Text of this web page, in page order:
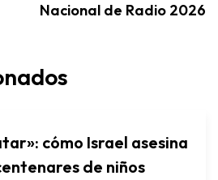
Nacional de Radio 2026
cómo Israel asesina
de niños